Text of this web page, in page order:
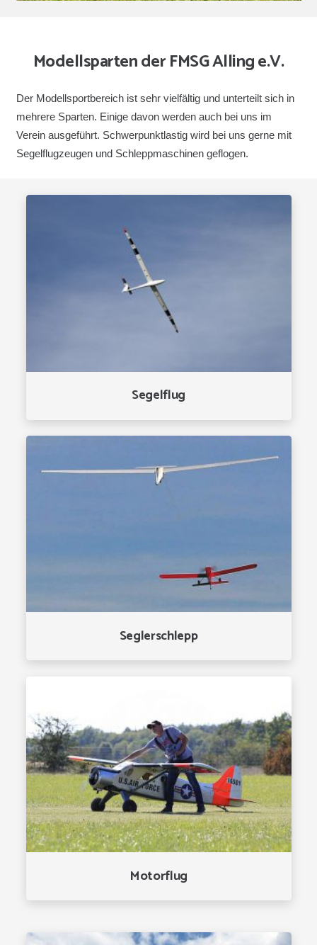
Modellsparten der FMSG Alling e.V.
Der Modellsportbereich ist sehr vielfältig und unterteilt sich in
mehrere Sparten. Einige davon werden auch bei uns im
Verein ausgeführt. Schwerpunktlastig wird bei uns gerne mit
Segelflugzeugen und Schleppmaschinen geflogen.
Segelflug
Seglerschlepp
Motorflug